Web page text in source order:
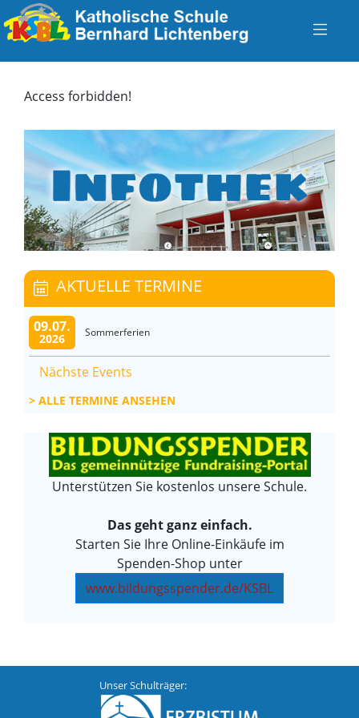
Access forbidden!
AKTUELLE TERMINE
09.07.
2026 Sommerferien
Nächste Events
ALLE TERMINE ANSEHEN
Unterstützen Sie kostenlos unsere Schule.
Das geht ganz einfach.
Starten Sie Ihre Online-Einkäufe im
Spenden-Shop unter
www.bildungsspender.de/KSBL
Unser Schulträger: